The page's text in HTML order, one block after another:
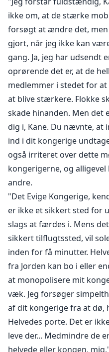
ikke om, at de stærke
forsøgt at ændre det,
gjort, når jeg ikke kan
gang. Ja, jeg har udsendt
oprørende det er, at de
medlemmer i stedet for
at blive stærkere. Flokke
skade hinanden. Men det
dig i, Kane. Du nævnte, at
ind i dit kongerige
også irriteret over dette
kongerigerne, og
andre.
"Det Evige Kongerige,
er ikke et sikkert sted for
slags at færdes i. Mens
sikkert tilflugtssted, vil
inden for få minutter.
fra Jorden kan bo i eller
at monopolisere mit
væk. Jeg forsøger
af dit kongerige fra at dø,
Helvedes porte. Det er
leve der... Medmindre de
helvede eller kongen,